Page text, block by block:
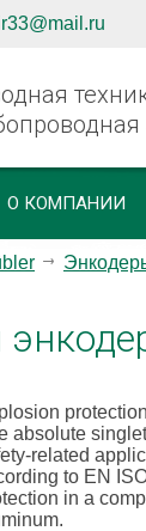
О КОМПАНИИ
absolute
related
to EN
in a